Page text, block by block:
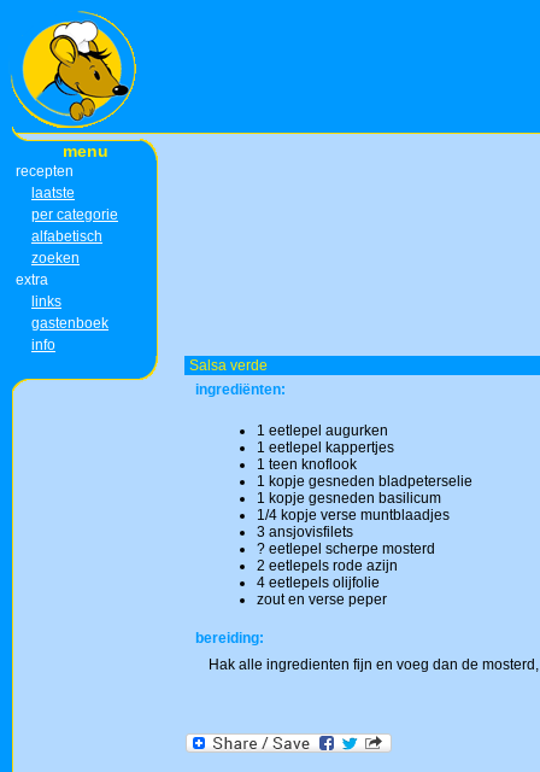
menu
recepten
laatste
per categorie
alfabetisch
zoeken
extra
links
gastenboek
info
Salsa verde
ingrediënten:
1 eetlepel augurken
1 eetlepel kappertjes
1 teen knoflook
1 kopje gesneden bladpeterselie
1 kopje gesneden basilicum
1/4 kopje verse muntblaadjes
3 ansjovisfilets
? eetlepel scherpe mosterd
2 eetlepels rode azijn
4 eetlepels olijfolie
zout en verse peper
bereiding:
Hak alle ingredienten fijn en voeg dan de